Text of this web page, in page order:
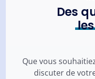
Des
Que vous
discuter de